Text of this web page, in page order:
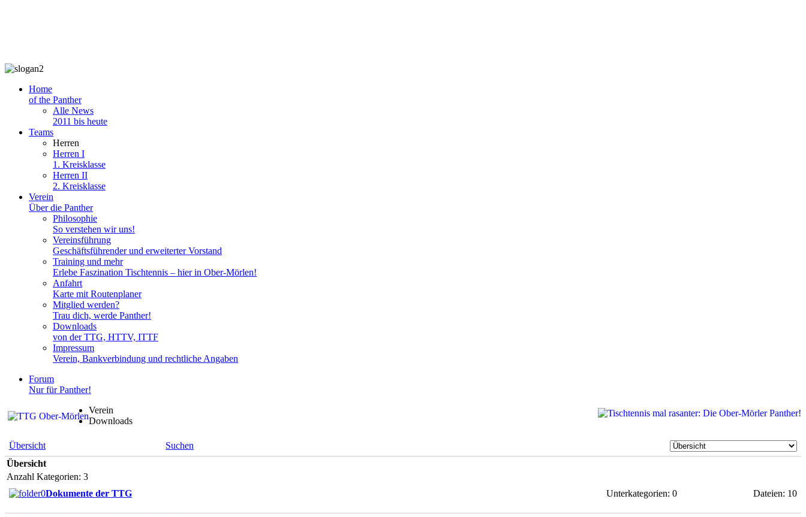
Home
of the Panther
Alle News
2011 bis heute
Teams
Herren
Herren I
1. Kreisklasse
Herren II
2. Kreisklasse
Verein
Über die Panther
Philosophie
So verstehen wir uns!
Vereinsführung
Geschäftsführender und erweiterter Vorstand
Training und mehr
Erlebe Faszination Tischtennis – hier in Ober-Mörlen!
Anfahrt
Karte mit Routenplaner
Mitglied werden?
Trau dich, werde Panther!
Downloads
von der TTG, HTTV, ITTF
Impressum
Verein, Bankverbindung und rechtliche Angaben
Forum
Nur für Panther!
Verein
Downloads
Übersicht
Suchen
Übersicht
Anzahl Kategorien: 3
Dokumente der TTG
Unterkategorien: 0 Dateien: 10